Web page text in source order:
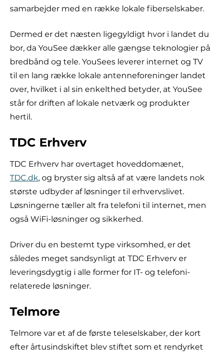
samarbejder med en række lokale fiberselskaber.
Dermed er det næsten ligegyldigt hvor i landet du
bor, da YouSee dækker alle gængse teknologier på
bredbånd og tele. YouSees leverer internet og TV
til en lang række lokale antenneforeninger landet
over, hvilket i al sin enkelthed betyder, at YouSee
står for driften af lokale netværk og produkter
hertil.
TDC Erhverv
TDC Erhverv har overtaget hoveddomænet,
TDC.dk, og bryster sig altså af at være landets nok
største udbyder af løsninger til erhvervslivet.
Løsningerne tæller alt fra telefoni til internet, men
også WiFi-løsninger og sikkerhed.
Driver du en bestemt type virksomhed, er det
således meget sandsynligt at TDC Erhverv er
leveringsdygtig i alle former for IT- og telefoni-
relaterede løsninger.
Telmore
Telmore var et af de første teleselskaber, der kort
efter årtusindskiftet blev stiftet som et rendyrket